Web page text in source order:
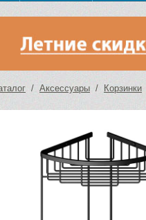
/ Аксессуары / Корзинки